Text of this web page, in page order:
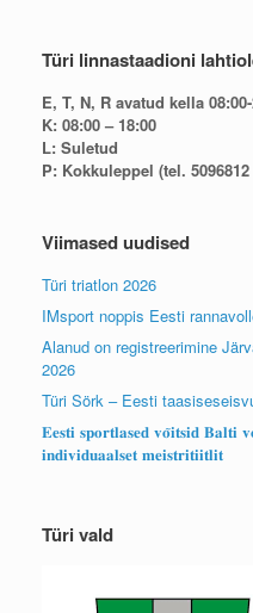
Türi linnastaadioni
E, T, N, R avatud kella
K: 08:00 – 18:00
L: Suletud
P: Kokkuleppel (tel.
Viimased uudised
Türi triatlon 2026
IMsport noppis Eesti
Alanud on registreerimine
2026
Türi Sörk – Eesti
𝐄𝐞𝐬𝐭𝐢 𝐬𝐩𝐨𝐫𝐭𝐥𝐚𝐬𝐞𝐝 𝐯𝐨̃𝐢𝐭𝐬𝐢𝐝 𝐁𝐚𝐥𝐭𝐢
𝐢𝐧𝐝𝐢𝐯𝐢𝐝𝐮𝐚𝐚𝐥𝐬𝐞𝐭 𝐦𝐞𝐢𝐬𝐭𝐫𝐢𝐭𝐢𝐢𝐭𝐥𝐢𝐭
Türi vald